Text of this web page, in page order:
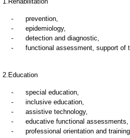
- prevention,
-
epidemiology,
-
detection and diagnostic
-
functional assessment, support of
2. Education
- special education,
-
inclusive education,
-
assistive technology,
-
educative functional assessments,
-
professional orientation and